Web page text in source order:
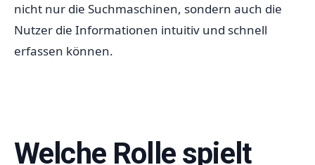
nicht nur die Suchmaschinen, sondern auch die
Nutzer die Informationen intuitiv und schnell
erfassen können.
Welche Rolle spielt